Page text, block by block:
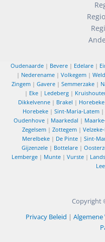
Oudenaarde | Bevere | Edelare |
| Nederename| Volkegem|
Zingem| Gavere| Semmerzake|
| Eke| Ledeberg|
Dikkelvenne | Brakel | Horebeke
Horebeke| Sint-Maria-Latem|
Oudenhove| Maarkedal |
Zegelsem| Zottegem|
Merelbeke| De Pinte| Sint-
Gijzenzele | Bottelare |
Lemberge | Munte | Vurste |
Copyright
Privacy Beleid |